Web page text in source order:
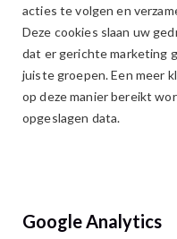
FREEBIRD
Ga
naar
einde
Ga
naar
begin
acties te volgen en
Deze cookies slaan uw
dat er gerichte marketing
juiste groepen. Een meer
op deze manier bereikt
opgeslagen data.
Google Analytics